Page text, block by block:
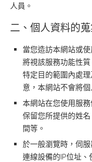
人員。
二、個人資料的
當您造訪本網站或
將視該服務功能性
特定目的範圍內處
意，本網站不會將
本網站在您使用服
保留您所提供的姓
間等。
於一般瀏覽時，伺
連線設備的IP位址